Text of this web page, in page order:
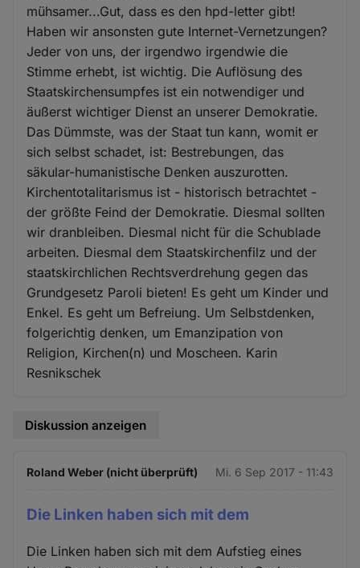
mühsamer...Gut, dass es den hpd-letter gibt!
Haben wir ansonsten gute Internet-Vernetzungen?
Jeder von uns, der irgendwo irgendwie die
Stimme erhebt, ist wichtig. Die Auflösung des
Staatskirchensumpfes ist ein notwendiger und
äußerst wichtiger Dienst an unserer Demokratie.
Das Dümmste, was der Staat tun kann, womit er
sich selbst schadet, ist: Bestrebungen, das
säkular-humanistische Denken auszurotten.
Kirchentotalitarismus ist - historisch betrachtet -
der größte Feind der Demokratie. Diesmal sollten
wir dranbleiben. Diesmal nicht für die Schublade
arbeiten. Diesmal dem Staatskirchenfilz und der
staatskirchlichen Rechtsverdrehung gegen das
Grundgesetz Paroli bieten! Es geht um Kinder und
Enkel. Es geht um Befreiung. Um Selbstdenken,
folgerichtig denken, um Emanzipation von
Religion, Kirchen(n) und Moscheen. Karin
Resnikschek
Diskussion anzeigen
Roland Weber (nicht überprüft) Mi. 6 Sep 2017 - 11:43
Die Linken haben sich mit dem
Die Linken haben sich mit dem Aufstieg eines